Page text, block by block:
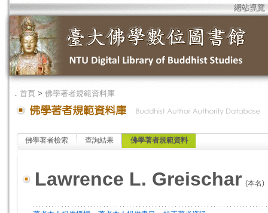
網站導覽
． 首頁 > 佛學著者規範資料庫
佛學著者檢索 查詢結果 佛學著者規範資料
Lawrence L. Greischar (本名)